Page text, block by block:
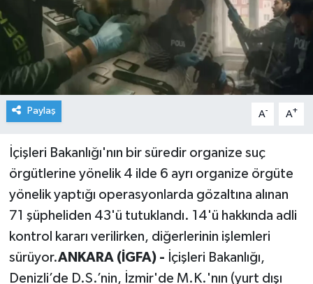
Paylaş A- A+
İçişleri Bakanlığı'nın bir süredir organize suç
örgütlerine yönelik 4 ilde 6 ayrı organize örgüte
yönelik yaptığı operasyonlarda gözaltına alınan
71 şüpheliden 43'ü tutuklandı. 14'ü hakkında adli
kontrol kararı verilirken, diğerlerinin işlemleri
sürüyor.ANKARA (İGFA) - İçişleri Bakanlığı,
Denizli’de D.S.’nin, İzmir'de M.K.'nın (yurt dışı